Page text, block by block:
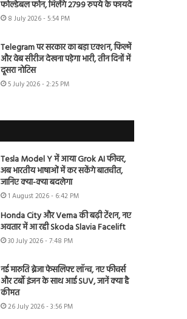
फोल्डेबल फोन, मिलेंगे 2799 रुपये के फायदे
8 July 2026 - 5:54 PM
Telegram पर सरकार का बड़ा एक्शन, फिल्में
और वेब सीरीज देखना पड़ेगा भारी, तीन दिनों में
दूसरा नोटिस
5 July 2026 - 2:25 PM
Tesla Model Y में आया Grok AI फीचर,
अब भारतीय भाषाओं में कर सकेंगे बातचीत,
जानिए क्या-क्या बदलेगा
1 August 2026 - 6:42 PM
Honda City और Verna की बढ़ी टेंशन, नए
अवतार में आ रही Skoda Slavia Facelift
30 July 2026 - 7:48 PM
नई मारुति ब्रेजा फेसलिफ्ट लॉन्च, नए फीचर्स
और टर्बो इंजन के साथ आई SUV, जानें क्या है
कीमत
26 July 2026 - 3:56 PM